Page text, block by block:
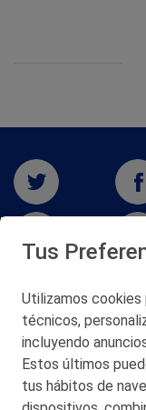
San
Tus
Utilizamos
técnicos,
incluyendo
Estos últimos
tus hábitos de